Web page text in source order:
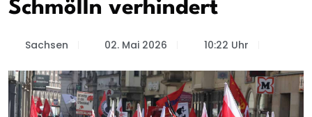
Schmölln verhindert
Sachsen 02. Mai 2026 10:22 Uhr